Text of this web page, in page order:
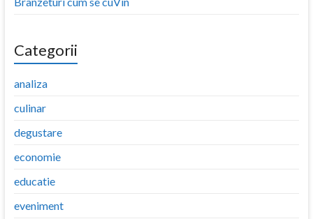
Categorii
analiza
culinar
degustare
economie
educatie
eveniment